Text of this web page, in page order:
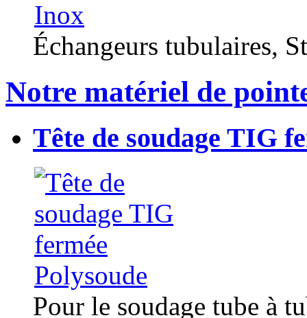
Échangeurs tubulaires,
Notre matériel de
Tête de soudage TIG
Pour le soudage tube à